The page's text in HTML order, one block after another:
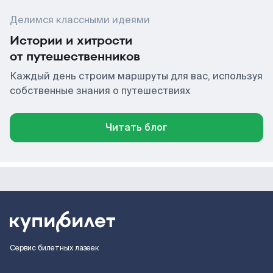
Делимся классными идеями
Истории и хитрости
от путешественников
Каждый день строим маршруты для вас, используя
собственные знания о путешествиях
Читать блог
Сервис билетных лазеек